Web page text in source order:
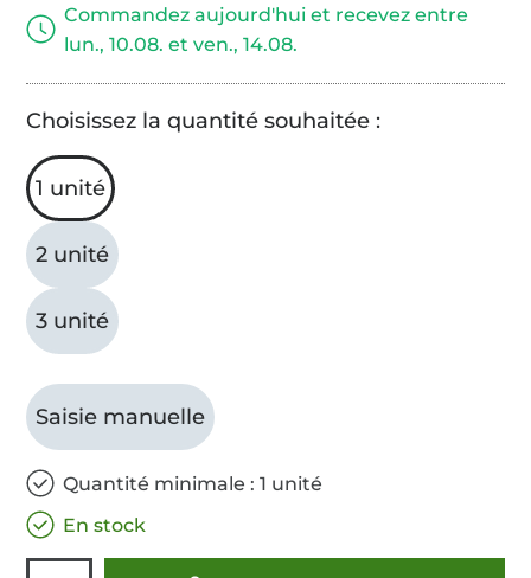
Commandez aujourd'hui et recevez entre
lun., 10.08. et ven., 14.08.
Choisissez la quantité souhaitée :
1 unité
2 unité
3 unité
Saisie manuelle
Quantité minimale : 1 unité
En stock